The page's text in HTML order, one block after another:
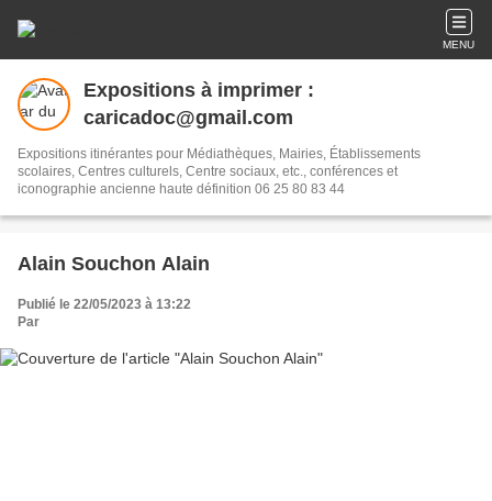
MENU
Expositions à imprimer :
caricadoc@gmail.com
Expositions itinérantes pour Médiathèques, Mairies, Établissements
scolaires, Centres culturels, Centre sociaux, etc., conférences et
iconographie ancienne haute définition 06 25 80 83 44
Alain Souchon Alain
Publié le 22/05/2023 à 13:22
Par